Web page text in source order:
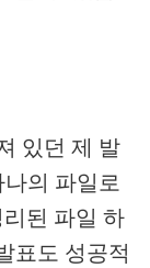
있던 제 발
의 파일로
된 파일 하
표도 성공적